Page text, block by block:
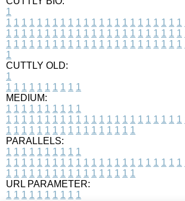
1
1 1 1 1 1 1 1 1 1 1 1 1 1 1 1 1 1 1 1 1 1 1 1
1 1 1 1 1 1 1 1 1 1 1 1 1 1 1 1 1 1 1 1 1 1 1
1 1 1 1 1 1 1 1 1 1 1 1 1 1 1 1 1 1 1 1 1 1 1
1
CUTTLY OLD:
1
1 1 1 1 1 1 1 1 1 1
MEDIUM:
1 1 1 1 1 1 1 1 1 1
1 1 1 1 1 1 1 1 1 1 1 1 1 1 1 1 1 1 1 1 1 1 1
1 1 1 1 1 1 1 1 1 1 1 1 1 1 1 1 1
PARALLELS:
1 1 1 1 1 1 1 1 1 1
1 1 1 1 1 1 1 1 1 1 1 1 1 1 1 1 1 1 1 1 1 1 1
1 1 1 1 1 1 1 1 1 1 1 1 1 1 1 1 1
URL PARAMETER:
1 1 1 1 1 1 1 1 1 1